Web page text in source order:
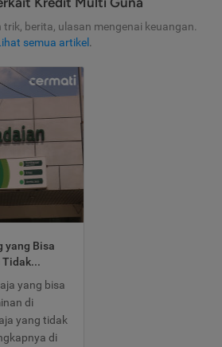
berita, ulasan mengenai keuangan.
semua artikel .
yang Bisa
Tidak...
yang bisa
di
yang tidak
di